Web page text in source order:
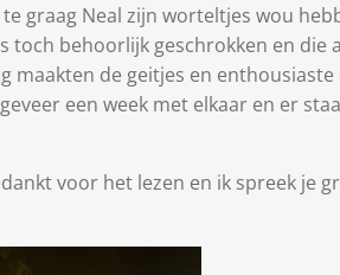
graag Neal zijn worteltjes wou
behoorlijk geschrokken en die
de geitjes en
een week met elkaar en er
voor het lezen en ik spreek je